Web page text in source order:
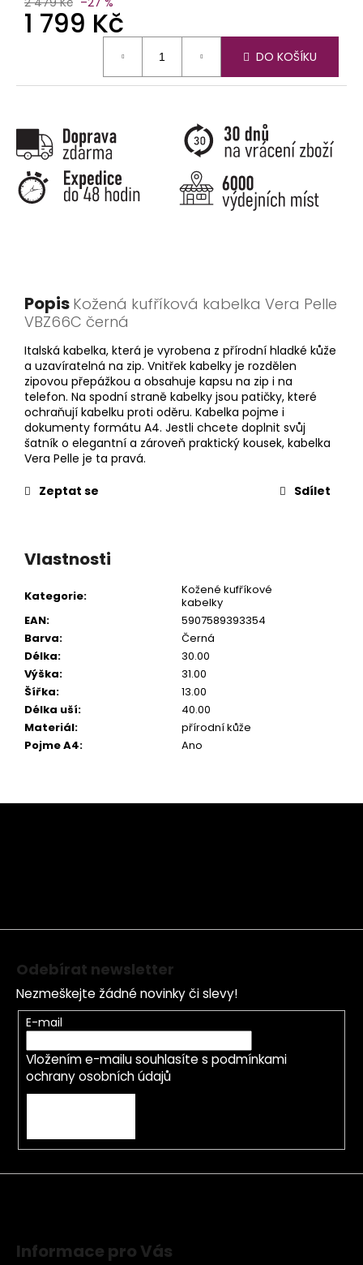
1 799 Kč
DO KOŠÍKU
Popis Kožená kufříková kabelka Vera Pelle
VBZ66C černá
Italská kabelka, která je vyrobena z přírodní hladké kůže
a uzavíratelná na zip. Vnitřek kabelky je rozdělen
zipovou přepážkou a obsahuje kapsu na zip i na
telefon. Na spodní straně kabelky jsou patičky, které
ochraňují kabelku proti oděru. Kabelka pojme i
dokumenty formátu A4. Jestli chcete doplnit svůj
šatník o elegantní a zároveň praktický kousek, kabelka
Vera Pelle je ta pravá.
Zeptat se
Sdílet
Vlastnosti
Kategorie:
Kožené kufříkové
kabelky
EAN:
5907589393354
Barva:
Černá
Délka:
30.00
Výška:
31.00
Šířka:
13.00
Délka uší:
40.00
Materiál:
přírodní kůže
Pojme A4: Ano
Odebírat newsletter
Nezmeškejte žádné novinky či slevy!
E-mail
Vložením e-mailu souhlasíte s podmínkami
ochrany osobních údajů
Informace pro Vás